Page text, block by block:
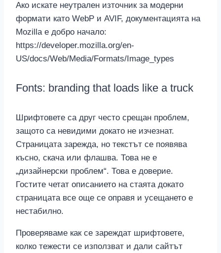
Ако искате неутрален източник за модерни
формати като WebP и AVIF, документацията на
Mozilla е добро начало:
https://developer.mozilla.org/en-
US/docs/Web/Media/Formats/Image_types
Fonts: branding that loads like a truck
Шрифтовете са друг често срещан проблем,
защото са невидими докато не изчезнат.
Страницата зарежда, но текстът се появява
късно, скача или флашва. Това не е
„дизайнерски проблем“. Това е доверие.
Гостите четат описанието на стаята докато
страницата все още се оправя и усещането е
нестабилно.
Проверяваме как се зареждат шрифтовете,
колко тежести се използват и дали сайтът